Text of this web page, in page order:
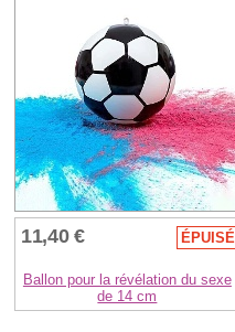
11,40 € ÉPUISÉ
Ballon pour la révélation du sexe
de 14 cm